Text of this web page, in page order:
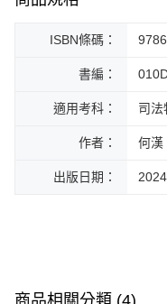
ISBN條碼：
書編：
適用考科： 司法
作者： 何漢
出版日期：
商品相關分類 (4)